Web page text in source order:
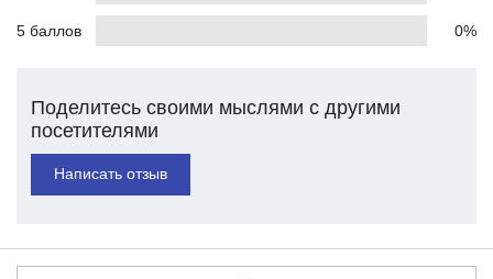
5 баллов 0%
Поделитесь своими мыслями с другими
посетителями
Написать отзыв